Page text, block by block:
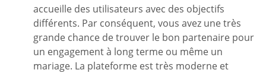
accueille des utilisateurs avec des objectifs
différents. Par conséquent, vous avez une très
grande chance de trouver le bon partenaire pour
un engagement à long terme ou même un
mariage. La plateforme est très moderne et